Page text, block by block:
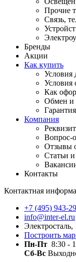
Прочие
Связь,
Бренды
Акции
Как купить
Условия
Условия
Как
Обмен и
Компания
Вопрос-
Отзывы
Статьи
Контакты
Контактная
+7 (495) 943-
info@inter-el.ru
Электросталь,
Построить
Пн-Пт 8:30 -
Сб-Вс